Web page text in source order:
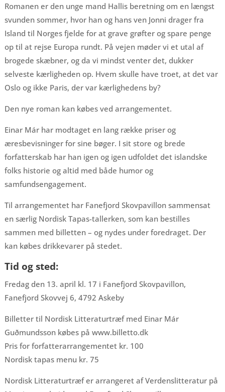
Romanen er den unge mand Hallis beretning om en længst
svunden sommer, hvor han og hans ven Jonni drager fra
Island til Norges fjelde for at grave grøfter og spare penge
op til at rejse Europa rundt. På vejen møder vi et utal af
brogede skæbner, og da vi mindst venter det, dukker
selveste kærligheden op. Hvem skulle have troet, at det var
Oslo og ikke Paris, der var kærlighedens by?
Den nye roman kan købes ved arrangementet.
Einar Már har modtaget en lang række priser og
æresbevisninger for sine bøger. I sit store og brede
forfatterskab har han igen og igen udfoldet det islandske
folks historie og altid med både humor og
samfundsengagement.
Til arrangementet har Fanefjord Skovpavillon sammensat
en særlig Nordisk Tapas-tallerken, som kan bestilles
sammen med billetten – og nydes under foredraget. Der
kan købes drikkevarer på stedet.
Tid og sted:
Fredag den 13. april kl. 17 i Fanefjord Skovpavillon,
Fanefjord Skovvej 6, 4792 Askeby
Billetter til Nordisk Litteraturtræf med Einar Már
Guðmundsson købes på www.billetto.dk
Pris for forfatterarrangementet kr. 100
Nordisk tapas menu kr. 75
Nordisk Litteraturtræf er arrangeret af Verdenslitteratur på